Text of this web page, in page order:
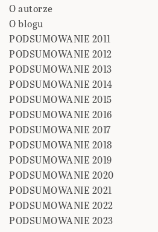
O autorze
O blogu
PODSUMOWANIE 2011
PODSUMOWANIE 2012
PODSUMOWANIE 2013
PODSUMOWANIE 2014
PODSUMOWANIE 2015
PODSUMOWANIE 2016
PODSUMOWANIE 2017
PODSUMOWANIE 2018
PODSUMOWANIE 2019
PODSUMOWANIE 2020
PODSUMOWANIE 2021
PODSUMOWANIE 2022
PODSUMOWANIE 2023